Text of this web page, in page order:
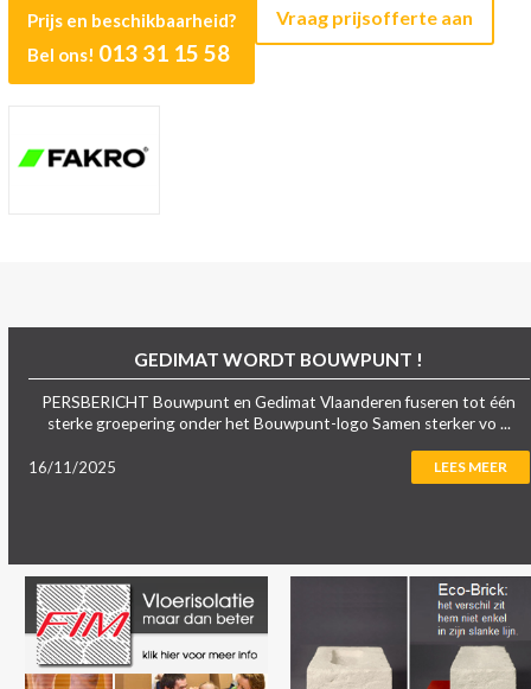
Prijs en beschikbaarheid?
Bel ons! 013 31 15 58
Vraag prijsofferte aan
GEDIMAT WORDT BOUWPUNT !
PERSBERICHT Bouwpunt en Gedimat Vlaanderen fuseren tot één
sterke groepering onder het Bouwpunt-logo Samen sterker vo ...
16/11/2025 LEES MEER